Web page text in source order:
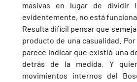
masivas en lugar de dividir
evidentemente, no está
Resulta difícil pensar que
producto de una casualidad.
parece indicar que existió una
detrás de la medida. Y
movimientos internos del